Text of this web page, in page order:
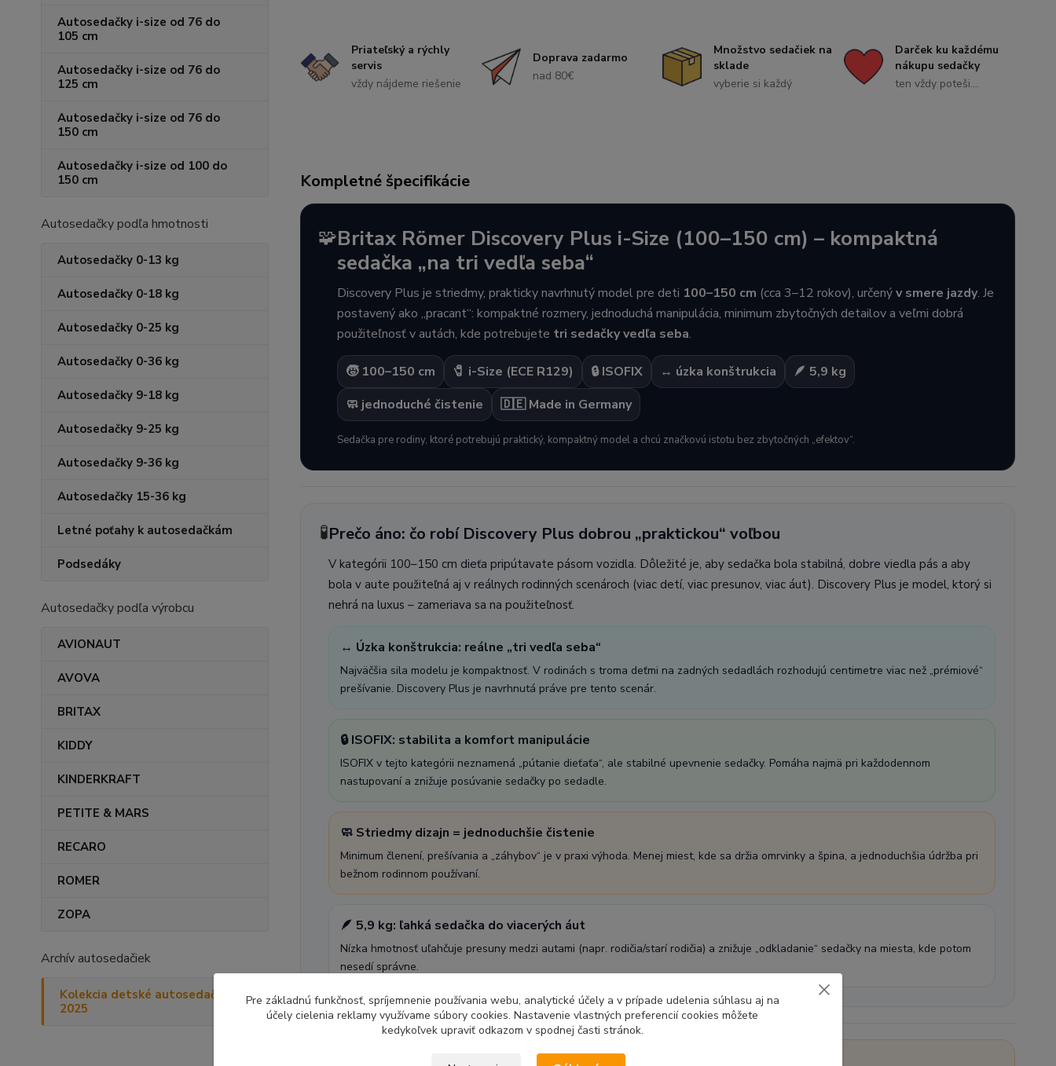
Autosedačky i-size od 76 do
105 cm
Autosedačky i-size od 76 do
125 cm
Autosedačky i-size od 76 do
150 cm
Autosedačky i-size od 100 do
150 cm
Autosedačky podľa hmotnosti
Autosedačky 0-13 kg
Autosedačky 0-18 kg
Autosedačky 0-25 kg
Autosedačky 0-36 kg
Autosedačky 9-18 kg
Autosedačky 9-25 kg
Autosedačky 9-36 kg
Autosedačky 15-36 kg
Letné poťahy k autosedačkám
Podsedáky
Autosedačky podľa výrobcu
AVIONAUT
AVOVA
BRITAX
KIDDY
KINDERKRAFT
PETITE & MARS
RECARO
ROMER
ZOPA
Archív autosedačiek
Kolekcia detské autosedačky
2025
Priateľský a rýchly
servis
vždy nájdeme riešenie
Doprava zadarmo
nad 80€
Množstvo sedačiek na
sklade
vyberie si každý
Darček ku každému
nákupu sedačky
ten vždy poteši....
Kompletné špecifikácie
🧩Britax Römer Discovery Plus i-Size (100–150 cm) – kompaktná
sedačka „na tri vedľa seba“
Discovery Plus je striedmy, prakticky navrhnutý model pre deti 100–150 cm (cca 3–12 rokov), určenýv smere jazdy. Je
postavený ako „pracant“: kompaktné rozmery, jednoduchá manipulácia, minimum zbytočných detailov a veľmi dobrá
použiteľnosť v autách, kde potrebujete tri sedačky vedľa seba.
🧒 100–150 cm 🧷 i-Size (ECE R129) 🔒 ISOFIX ↔️ úzka konštrukcia
🪶 5,9 kg
🧼 jednoduché čistenie
🇩🇪 Made in Germany
Sedačka pre rodiny, ktoré potrebujú praktický, kompaktný model a chcú značkovú istotu bez zbytočných „efektov“.
🧪Prečo áno: čo robí Discovery Plus dobrou „praktickou“ voľbou
V kategórii 100–150 cm dieťa pripútavate pásom vozidla. Dôležité je, aby sedačka bola stabilná, dobre viedla pás a aby
bola v aute použiteľná aj v reálnych rodinných scenároch (viac detí, viac presunov, viac áut). Discovery Plus je model, ktorý si
nehrá na luxus – zameriava sa na použiteľnosť.
↔️ Úzka konštrukcia: reálne „tri vedľa seba“
Najväčšia sila modelu je kompaktnosť. V rodinách s troma deťmi na zadných sedadlách rozhodujú centimetre viac než „prémiové“
prešívanie. Discovery Plus je navrhnutá práve pre tento scenár.
🔒 ISOFIX: stabilita a komfort manipulácie
ISOFIX v tejto kategórii neznamená „pútanie dieťaťa“, ale stabilné upevnenie sedačky. Pomáha najmä pri každodennom
nastupovaní a znižuje posúvanie sedačky po sedadle.
🧼 Striedmy dizajn = jednoduchšie čistenie
Minimum členení, prešívania a „záhybov“ je v praxi výhoda. Menej miest, kde sa držia omrvinky a špina, a jednoduchšia údržba pri
bežnom rodinnom používaní.
🪶 5,9 kg: ľahká sedačka do viacerých áut
Nízka hmotnosť uľahčuje presuny medzi autami (napr. rodičia/starí rodičia) a znižuje „odkladanie“ sedačky na miesta, kde potom
nesedí správne.
Pre základnú funkčnosť, spríjemnenie používania webu, analytické účely a v prípade udelenia súhlasu aj na
účely cielenia reklamy využívame súbory cookies. Nastavenie vlastných preferencií cookies môžete
kedykoľvek upraviť odkazom v spodnej časti stránok.